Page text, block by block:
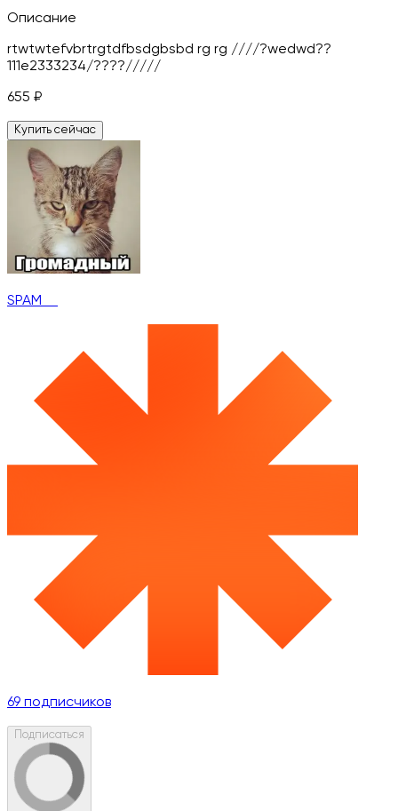
Описание
rtwtwtefvbrtrgtdfbsdgbsbd rg rg ////?wedwd??
111e2333234/????/////
655 ₽
Купить сейчас
SPAM__
69 подписчиков
Подписаться